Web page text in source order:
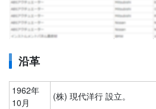
沿革
1962年
10月
(株) 現代洋行 設立。